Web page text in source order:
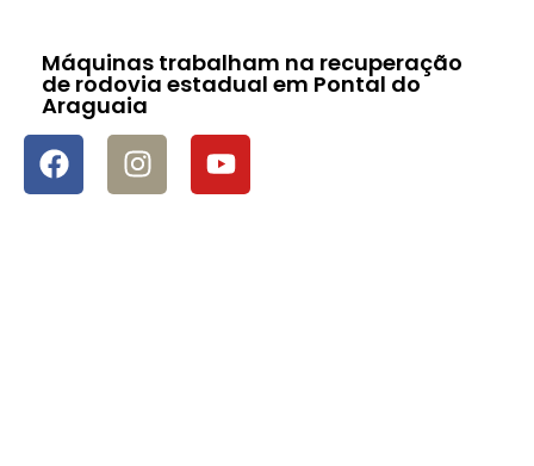
Máquinas trabalham na recuperação
de rodovia estadual em Pontal do
Araguaia